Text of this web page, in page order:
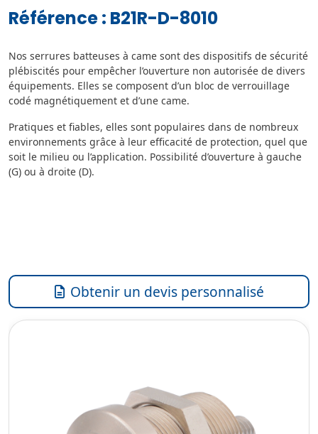
Référence : B21R-D-8010
Nos serrures batteuses à came sont des dispositifs de sécurité
plébiscités pour empêcher l’ouverture non autorisée de divers
équipements. Elles se composent d’un bloc de verrouillage
codé magnétiquement et d’une came.
Pratiques et fiables, elles sont populaires dans de nombreux
environnements grâce à leur efficacité de protection, quel que
soit le milieu ou l’application. Possibilité d’ouverture à gauche
(G) ou à droite (D).
Obtenir un devis personnalisé